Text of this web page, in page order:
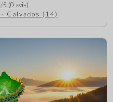
5 (0 avis)
Calvados (14)